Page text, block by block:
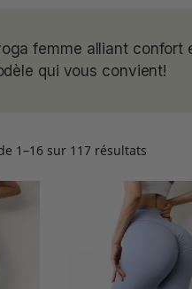
femme alliant confort
qui vous convient!
1–16 sur 117 résultats